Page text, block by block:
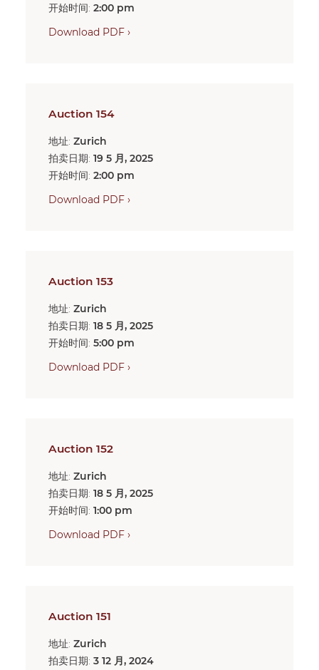
开始时间: 2:00 pm
Download PDF ›
Auction 154
地址: Zurich
拍卖日期: 19 5 月, 2025
开始时间: 2:00 pm
Download PDF ›
Auction 153
地址: Zurich
拍卖日期: 18 5 月, 2025
开始时间: 5:00 pm
Download PDF ›
Auction 152
地址: Zurich
拍卖日期: 18 5 月, 2025
开始时间: 1:00 pm
Download PDF ›
Auction 151
地址: Zurich
拍卖日期: 3 12 月, 2024